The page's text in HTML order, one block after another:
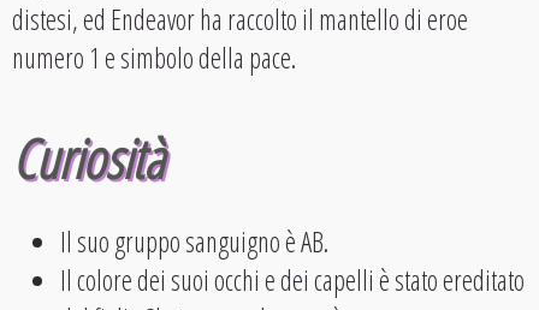
distesi, ed Endeavor ha raccolto il mantello di eroe
numero 1 e simbolo della pace.
Curiosità
Il suo gruppo sanguigno è AB.
Il colore dei suoi occhi e dei capelli è stato ereditato